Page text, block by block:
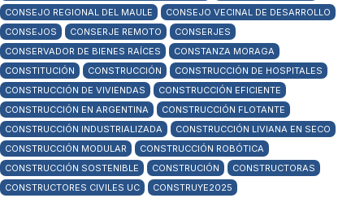
CONSEJO REGIONAL DEL MAULE
CONSEJO VECINAL DE DESARROLLO
CONSEJOS
CONSERJE REMOTO
CONSERJES
CONSERVADOR DE BIENES RAÍCES
CONSTANZA MORAGA
CONSTITUCIÓN
CONSTRUCCIÓN
CONSTRUCCIÓN DE HOSPITALES
CONSTRUCCIÓN DE VIVIENDAS
CONSTRUCCIÓN EFICIENTE
CONSTRUCCIÓN EN ARGENTINA
CONSTRUCCIÓN FLOTANTE
CONSTRUCCIÓN INDUSTRIALIZADA
CONSTRUCCIÓN LIVIANA EN SECO
CONSTRUCCIÓN MODULAR
CONSTRUCCIÓN ROBÓTICA
CONSTRUCCIÓN SOSTENIBLE
CONSTRUCIÓN
CONSTRUCTORAS
CONSTRUCTORES CIVILES UC
CONSTRUYE2025